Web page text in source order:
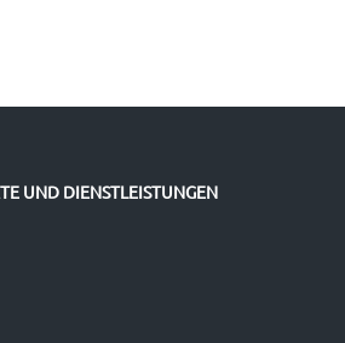
UND DIENSTLEISTUNGEN